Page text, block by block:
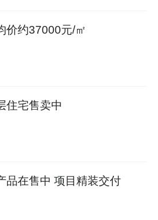
价约37000元/㎡
住宅售卖中
品在售中 项目精装交付